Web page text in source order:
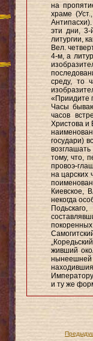
на
храме
эти дни, 3-
литургии,
Вел.
4-м, а
среду, то
«Приидите
Часы
часов
Христова и
государи)
тому, что,
провоэ-
на царских
Киевское,
некогда
живший
и ту же